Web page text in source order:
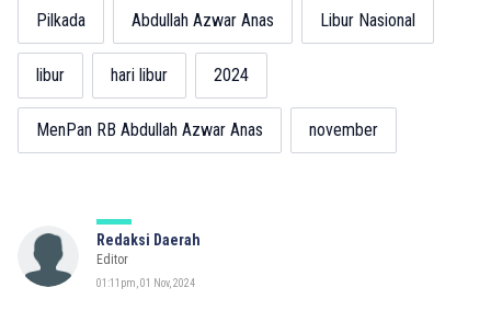
Pilkada Abdullah Azwar Anas Libur Nasional
libur hari libur 2024
MenPan RB Abdullah Azwar Anas november
Redaksi Daerah
Editor
01:11pm, 01 Nov, 2024